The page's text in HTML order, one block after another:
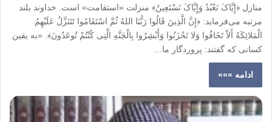
منازل ﴿إِیَّاکَ نَعْبُدُ وَإِیَّاکَ نَسْتَعِینُ﴾ منزلت «استقامت» است. خداوند بلند
مرتبه می‌فرماید: ﴿إِنَّ الَّذِینَ قَالُوا رَبُّنَا اللهُ ثُمَّ اسْتَقَامُوا تَتَنَزَّلُ عَلَیْهِمُ
الْمَلائِکَهُ أَلاّ تَخَافُوا وَلا تَحْزَنُوا وَأَبْشِرُوا بِالْجَنَّهِ الَّتِی کُنْتُمْ تُوعَدُونَ﴾. «به یقین
کسانی که گفتند: پروردگار ما…
ادامه »»»